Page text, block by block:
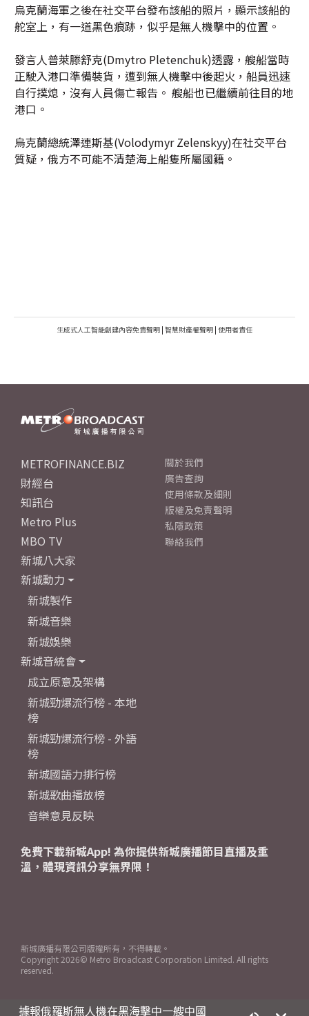
烏克蘭海軍之後在社交平台發布該船的照片，顯示該船的
舵室上，有一道黑色痕跡，似乎是無人機擊中的位置。
發言人普萊滕舒克(Dmytro Pletenchuk)透露，艘船當時
正駛入港口準備裝貨，遭到無人機擊中後起火，船員迅速
自行撲熄，沒有人員傷亡報告。 艘船也已繼續前往目的地
港口。
烏克蘭總統澤連斯基(Volodymyr Zelenskyy)在社交平台
質疑，俄方不可能不清楚海上船隻所屬國籍。
生成式人工智能創建內容免責聲明 | 智慧財產權聲明 | 使用者責任
據報俄羅斯無人機在黑海擊中一艘中國
METROFINANCE.BIZ
財經台
知訊台
Metro Plus
MBO TV
新城八大家
新城動力
新城製作
新城音樂
新城娛樂
新城音統會
成立原意及架構
新城勁爆流行榜 - 本地
榜
新城勁爆流行榜 - 外語
榜
新城國語力排行榜
新城歌曲播放榜
音樂意見反映
關於我們
廣告查詢
使用條款及細則
版權及免責聲明
私隱政策
聯絡我們
免費下載新城App! 為你提供新城廣播節目直播及重
溫，體現資訊分享無界限！
新城廣播有限公司版權所有，不得轉載。
Copyright 2026© Metro Broadcast Corporation Limited. All rights
reserved.